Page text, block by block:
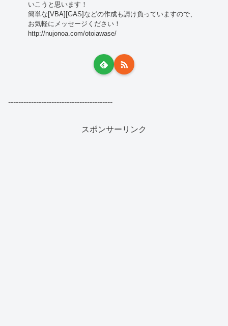
いこうと思います！
簡単な[VBA][GAS]などの作成も請け負っていますので、
お気軽にメッセージください！
http://nujonoa.com/otoiawase/
-----------------------------------------
スポンサーリンク